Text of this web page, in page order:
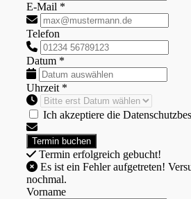
E-Mail *
Telefon
Datum *
Uhrzeit *
Ich akzeptiere die
Termin erfolgreich gebucht!
nochmal.
Vorname